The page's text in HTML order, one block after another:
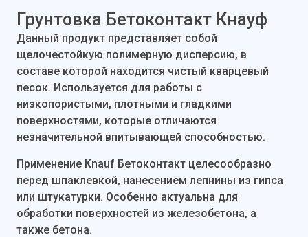
Грунтовка Бетоконтакт Кнауф
Данный продукт представляет собой
щелочестойкую полимерную дисперсию, в
составе которой находится чистый кварцевый
песок. Используется для работы с
низкопористыми, плотными и гладкими
поверхностями, которые отличаются
незначительной впитывающей способностью.
Применение Knauf Бетоконтакт целесообразно
перед шпаклевкой, нанесением лепнины из гипса
или штукатурки. Особенно актуальна для
обработки поверхностей из железобетона, а
также бетона.